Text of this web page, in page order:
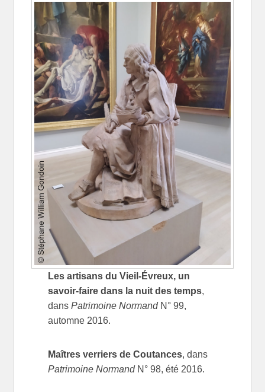
Les artisans du Vieil-Évreux, un
savoir-faire dans la nuit des temps,
dans Patrimoine NormandN° 99,
automne 2016.
Maîtres verriers de Coutances, dans
Patrimoine NormandN° 98, été 2016.